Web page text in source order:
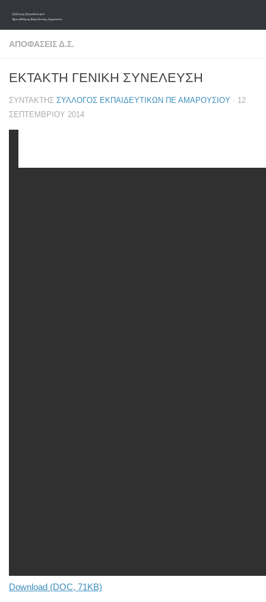
Skip to content
ΑΠΟΦΆΣΕΙΣ Δ.Σ.
ΕΚΤΑΚΤΗ ΓΕΝΙΚΗ ΣΥΝΕΛΕΥΣΗ
ΣΥΝΤΆΚΤΗΣ ΣΎΛΛΟΓΟΣ ΕΚΠΑΙΔΕΥΤΙΚΏΝ ΠΕ ΑΜΑΡΟΥΣΊΟΥ · 12
ΣΕΠΤΕΜΒΡΊΟΥ 2014
Download (DOC, 71KB)